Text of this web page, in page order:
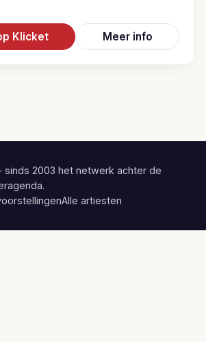
Klicket Meer info
2003 het netwerk achter de
Alle artiesten